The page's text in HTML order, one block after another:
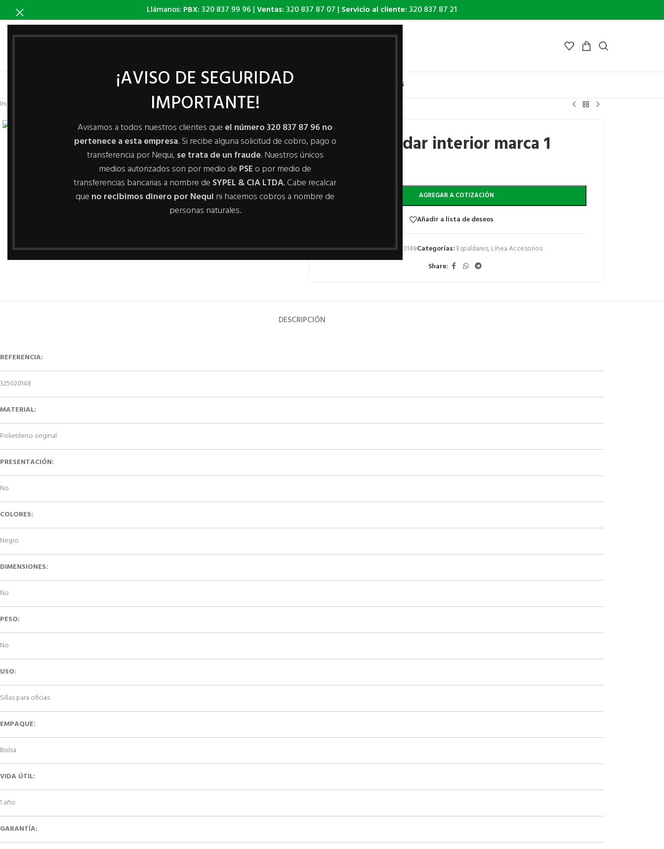
¡AVISO DE SEGURIDAD
IMPORTANTE!
Avisamos a todos nuestros clientes que el número 320 837 87 96 no
pertenece a esta empresa. Si recibe alguna solicitud de cobro, pago o
transferencia por Nequi, se trata de un fraude. Nuestros únicos
medios autorizados son por medio de PSEo por medio de
transferencias bancarias a nombre de SYPEL & CIA LTDA. Cabe recalcar
que no recibimos dinero por Nequi ni hacemos cobros a nombre de
personas naturales.
Llámanos: PBX:320 837 99 96 |Ventas:320 837 87 07 | Servicio al cliente:320 837 87 21
INICIO PRODUCTOS VIDEO TUTORIALES CONTÁCTENOS
Inicio Espaldar interior marca 1
Espaldar interior marca 1
AGREGAR A COTIZACIÓN
Añadir a lista de deseos
SKU:325020148Categorías: Espaldares, Línea Accesorios
Share:
DESCRIPCIÓN
REFERENCIA:
325020148
MATERIAL:
Polietileno original
PRESENTACIÓN:
No
COLORES:
Negro
DIMENSIONES:
No
PESO:
No
USO:
Sillas para oficias
EMPAQUE:
Bolsa
VIDA ÚTIL:
1 año
GARANTÍA: